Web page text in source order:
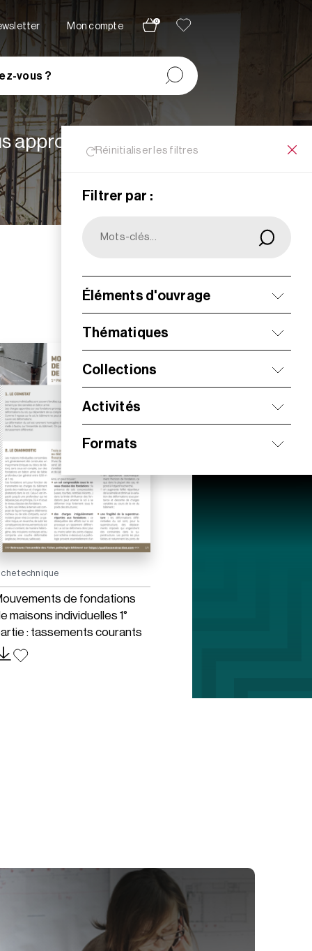
Mon compte
0
vous ?
Réinitialiser les filtres
Filtrer par :
Éléments d'ouvrage
Thématiques
Collections
Activités
Formats
appropriées à vos
technique
de fondations
maisons individuelles 1°
: tassements courants